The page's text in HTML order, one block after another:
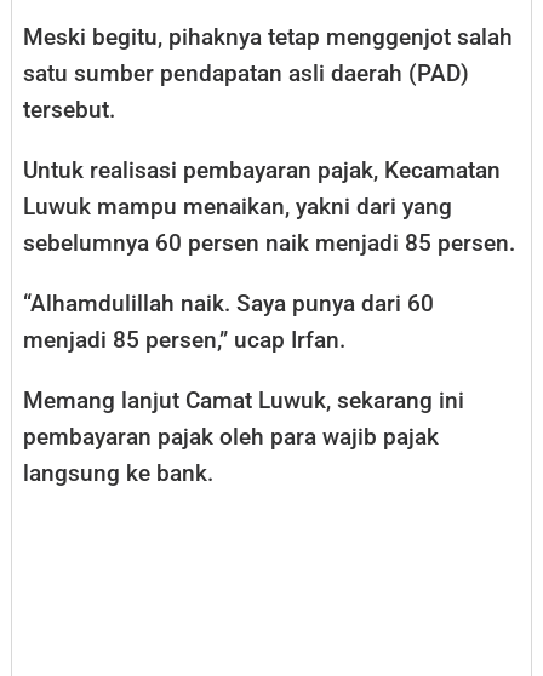
Meski begitu, pihaknya tetap menggenjot salah
satu sumber pendapatan asli daerah (PAD)
tersebut.
Untuk realisasi pembayaran pajak, Kecamatan
Luwuk mampu menaikan, yakni dari yang
sebelumnya 60 persen naik menjadi 85 persen.
“Alhamdulillah naik. Saya punya dari 60
menjadi 85 persen,” ucap Irfan.
Memang lanjut Camat Luwuk, sekarang ini
pembayaran pajak oleh para wajib pajak
langsung ke bank.